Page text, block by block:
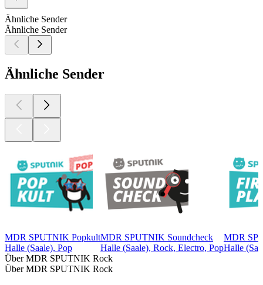
Ähnliche Sender
Ähnliche Sender
Ähnliche Sender
MDR SPUTNIK Popkult
Halle (Saale), Pop
MDR SPUTNIK Soundcheck
Halle (Saale), Rock, Electro, Pop
MDR
Halle
Über MDR SPUTNIK Rock
Über MDR SPUTNIK Rock